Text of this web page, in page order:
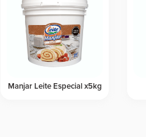
Manjar Leite Especial x5kg